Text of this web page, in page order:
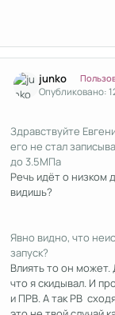
junko
Опубликовано:
Здравствуйте
его не стал
до 3.5МПа
Речь идёт о низком
видишь?
Явно видно, что
запуск?
Влиять то он может.
что я скидывал. И
и ПРВ. А так РВ